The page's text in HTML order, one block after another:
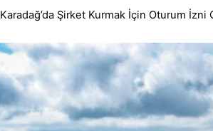
Karadağ’da Şirket Kurmak İçin Oturum İzni